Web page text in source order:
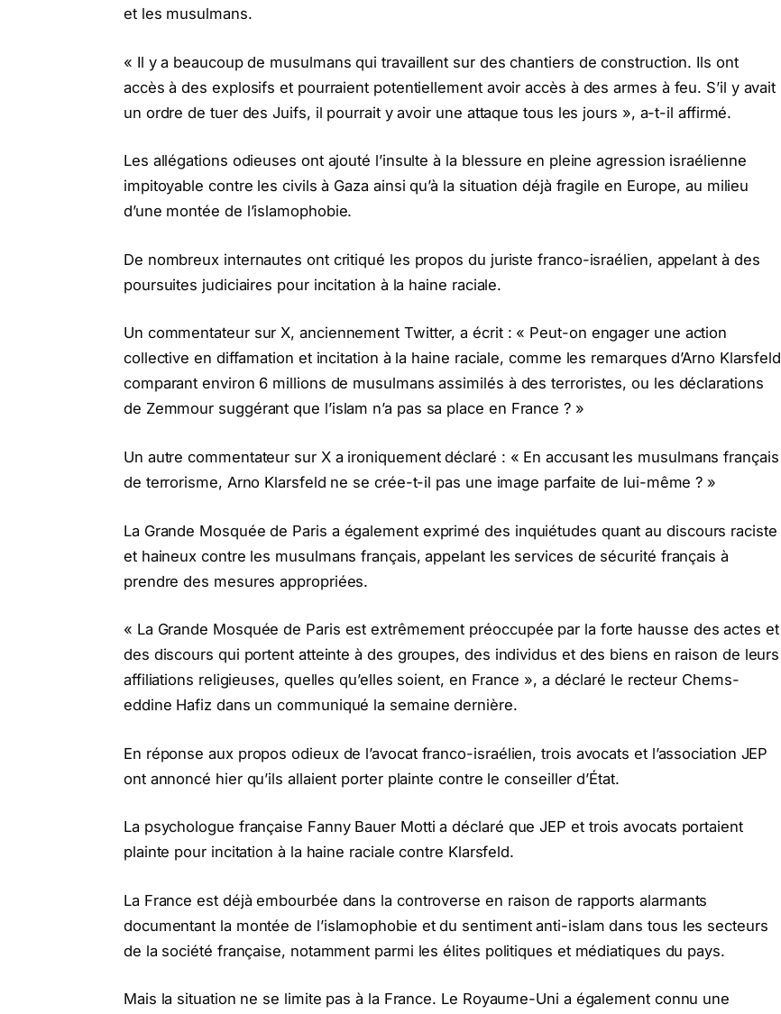
et les musulmans.
« Il y a beaucoup de musulmans qui travaillent sur des chantiers de construction. Ils ont
accès à des explosifs et pourraient potentiellement avoir accès à des armes à feu. S’il y avait
un ordre de tuer des Juifs, il pourrait y avoir une attaque tous les jours », a-t-il affirmé.
Les allégations odieuses ont ajouté l’insulte à la blessure en pleine agression israélienne
impitoyable contre les civils à Gaza ainsi qu’à la situation déjà fragile en Europe, au milieu
d’une montée de l’islamophobie.
De nombreux internautes ont critiqué les propos du juriste franco-israélien, appelant à des
poursuites judiciaires pour incitation à la haine raciale.
Un commentateur sur X, anciennement Twitter, a écrit : « Peut-on engager une action
collective en diffamation et incitation à la haine raciale, comme les remarques d’Arno Klarsfeld
comparant environ 6 millions de musulmans assimilés à des terroristes, ou les déclarations
de Zemmour suggérant que l’islam n’a pas sa place en France ? »
Un autre commentateur sur X a ironiquement déclaré : « En accusant les musulmans français
de terrorisme, Arno Klarsfeld ne se crée-t-il pas une image parfaite de lui-même ? »
La Grande Mosquée de Paris a également exprimé des inquiétudes quant au discours raciste
et haineux contre les musulmans français, appelant les services de sécurité français à
prendre des mesures appropriées.
« La Grande Mosquée de Paris est extrêmement préoccupée par la forte hausse des actes et
des discours qui portent atteinte à des groupes, des individus et des biens en raison de leurs
affiliations religieuses, quelles qu’elles soient, en France », a déclaré le recteur Chems-
eddine Hafiz dans un communiqué la semaine dernière.
En réponse aux propos odieux de l’avocat franco-israélien, trois avocats et l’association JEP
ont annoncé hier qu’ils allaient porter plainte contre le conseiller d’État.
La psychologue française Fanny Bauer Motti a déclaré que JEP et trois avocats portaient
plainte pour incitation à la haine raciale contre Klarsfeld.
La France est déjà embourbée dans la controverse en raison de rapports alarmants
documentant la montée de l’islamophobie et du sentiment anti-islam dans tous les secteurs
de la société française, notamment parmi les élites politiques et médiatiques du pays.
Mais la situation ne se limite pas à la France. Le Royaume-Uni a également connu une